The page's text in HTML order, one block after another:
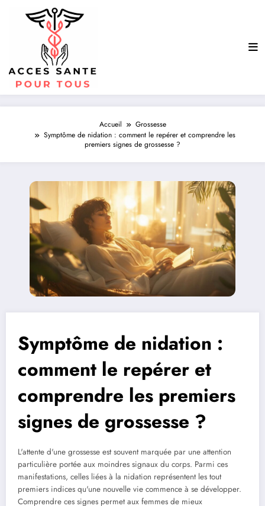
Accueil
Grossesse
Symptôme de nidation : comment le repérer et comprendre les
premiers signes de grossesse ?
Symptôme de nidation :
comment le repérer et
comprendre les premiers
signes de grossesse ?
L'attente d'une grossesse est souvent marquée par une attention
particulière portée aux moindres signaux du corps. Parmi ces
manifestations, celles liées à la nidation représentent les tout
premiers indices qu'une nouvelle vie commence à se développer.
Comprendre ces signes permet aux femmes de mieux